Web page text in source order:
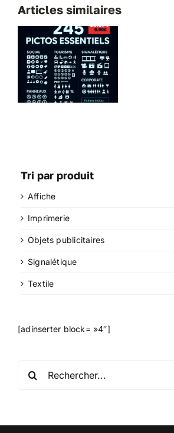
Articles similaires
Tri par produit
Affiche
Imprimerie
Objets publicitaires
Signalétique
Textile
[adinserter block= »4″]